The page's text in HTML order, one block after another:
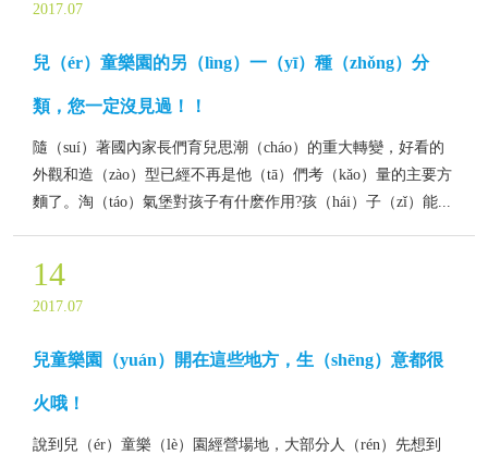
2017.07
兒（ér）童樂園的另（lìng）一（yī）種（zhǒng）分
類，您一定沒見過！！
隨（suí）著國內家長們育兒思潮（cháo）的重大轉變，好看的
外觀和造（zào）型已經不再是他（tā）們考（kǎo）量的主要方
麵了。淘（táo）氣堡對孩子有什麽作用?孩（hái）子（zǐ）能...
14
2017.07
兒童樂園（yuán）開在這些地方，生（shēng）意都很
火哦！
說到兒（ér）童樂（lè）園經營場地，大部分人（rén）先想到